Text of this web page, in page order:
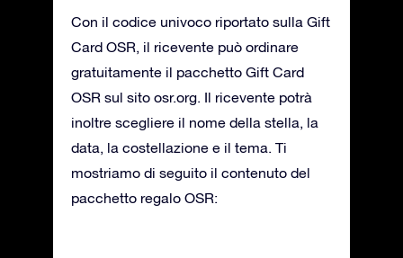
Con il codice univoco riportato sulla Gift
Card OSR, il ricevente può ordinare
gratuitamente il pacchetto Gift Card
OSR sul sito osr.org. Il ricevente potrà
inoltre scegliere il nome della stella, la
data, la costellazione e il tema. Ti
mostriamo di seguito il contenuto del
pacchetto regalo OSR: